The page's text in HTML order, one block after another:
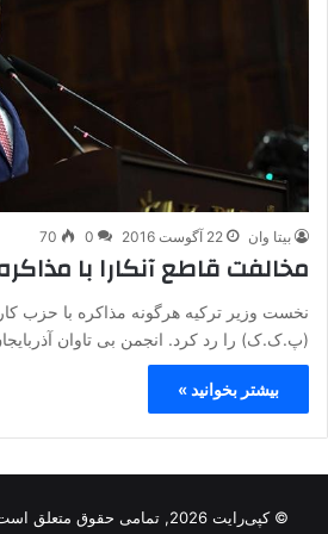
بیتا وان 22 آگوست 2016 0
70
مخالفت قاطع آنکارا با
نخست وزیر ترکیه هرگونه مذاکره با حزب
(پ.ک.ک) را رد کرد. انجمن بی تاوان
بیشتر بخوانید »
© کپی‌رایت 2026, تمامی حقوق متعلق است به |